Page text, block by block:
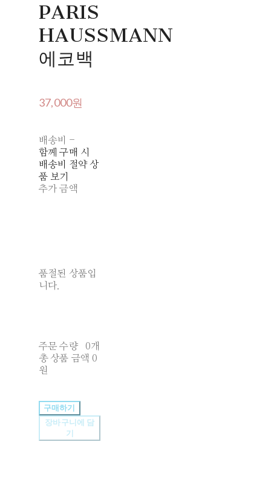
PARIS
HAUSSMANN
에코백
37,000원
배송비 -
함께 구매 시
배송비 절약 상
품 보기
추가 금액
품절된 상품입
니다.
주문 수량
0개
총 상품 금액 0
원
구매하기
장바구니에 담
기